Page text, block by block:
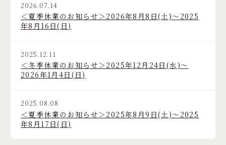
2026.07.14
＜夏季休業のお知らせ＞2026年8月8日(土)～2025
年8月16日(日)
2025.12.11
＜冬季休業のお知らせ＞2025年12月24日(水)～
2026年1月4日(日)
2025.08.08
＜夏季休業のお知らせ＞2025年8月9日(土)～2025
年8月17日(日)